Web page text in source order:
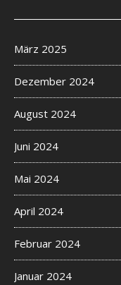
März 2025
Dezember 2024
August 2024
Juni 2024
Mai 2024
April 2024
Februar 2024
Januar 2024